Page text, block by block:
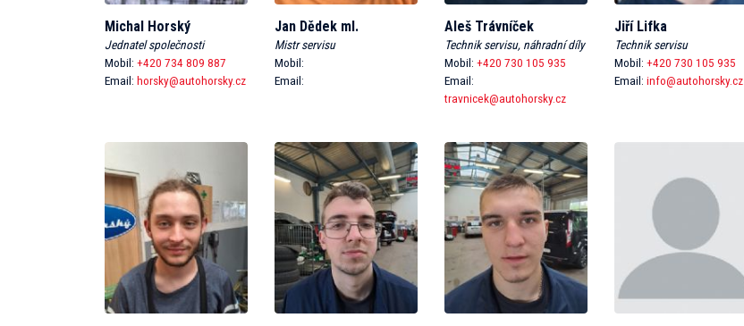
Michal Horský
Jednatel společnosti
Mobil: +420 734 809 887
Email: horsky@autohorsky.cz
Jan Dědek ml.
Mistr servisu
Mobil:
Email:
Aleš Trávníček
Technik servisu, náhradní díly
Mobil: +420 730 105 935
Email:
travnicek@autohorsky.cz
Jiří Lifka
Technik servisu
Mobil: +420 730 105 935
Email: info@autohorsky.cz